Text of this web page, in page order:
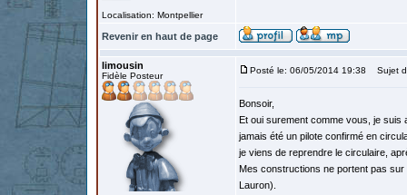
Localisation: Montpellier
Revenir en haut de page
limousin
Fidèle Posteur
Posté le: 06/05/2014 19:38 Sujet
Bonsoir,
Et oui surement comme vous, je suis
jamais été un pilote confirmé en
je viens de reprendre le circulaire,
Mes constructions ne portent pas
Lauron).